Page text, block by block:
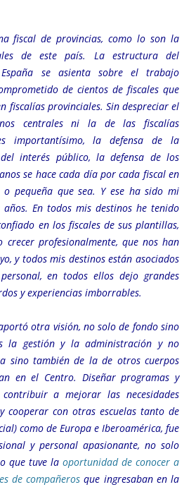
fiscal de provincias, como lo son la
de este país. La estructura del
se asienta sobre el trabajo
de cientos de fiscales que
fiscalías provinciales. Sin despreciar el
centrales ni la de las fiscalías
importantísimo, la defensa de la
interés público, la defensa de los
se hace cada día por cada fiscal en
pequeña que sea. Y ese ha sido mi
En todos mis destinos he tenido
en los fiscales de sus plantillas,
profesionalmente, que nos han
y todos mis destinos están asociados
en todos ellos dejo grandes
y experiencias imborrables.
otra visión, no solo de fondo sino
la gestión y la administración y no
sino también de la de otros cuerpos
en el Centro. Diseñar programas y
a mejorar las necesidades
cooperar con otras escuelas tanto de
como de Europa e Iberoamérica, fue
y personal apasionante, no solo
que tuve la oportunidad de conocer a
de compañeros que ingresaban en la